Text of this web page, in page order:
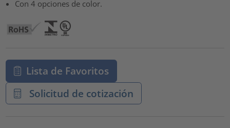
Con 4 opciones de color.
Lista de Favoritos
Solicitud de cotización